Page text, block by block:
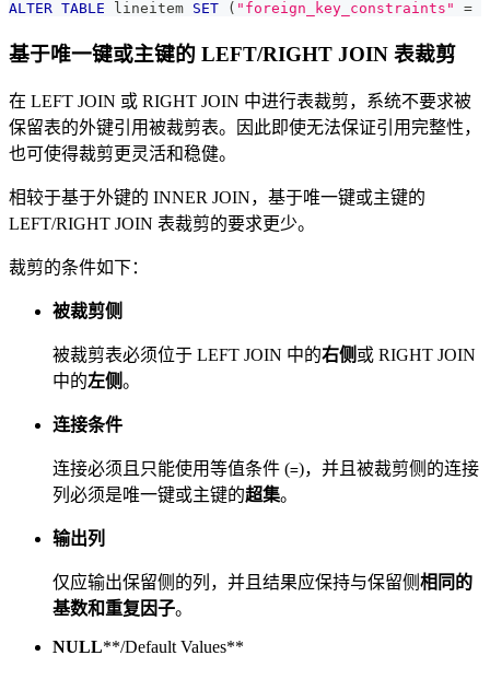
ALTER TABLE lineitem SET ( "foreign_key_constraints" =
基于唯一键或主键的 LEFT/RIGHT JOIN 表裁剪
在 LEFT JOIN 或 RIGHT JOIN 中进行表裁剪，系统不要求被
保留表的外键引用被裁剪表。因此即使无法保证引用完整性，
也可使得裁剪更灵活和稳健。
相较于基于外键的 INNER JOIN，基于唯一键或主键的
LEFT/RIGHT JOIN 表裁剪的要求更少。
裁剪的条件如下：
被裁剪侧
被裁剪表必须位于 LEFT JOIN 中的右侧 或 RIGHT JOIN
中的左侧。
连接条件
连接必须且只能使用等值条件 (=)，并且被裁剪侧的连接
列必须是唯一键或主键的超集。
输出列
仅应输出保留侧的列，并且结果应保持与保留侧相同的
基数和重复因子。
NULL**/Default Values**